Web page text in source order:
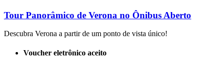
Tour Panorâmico de Verona no Ônibus Aberto
Descubra Verona a partir de um ponto de vista único!
Voucher eletrônico aceito